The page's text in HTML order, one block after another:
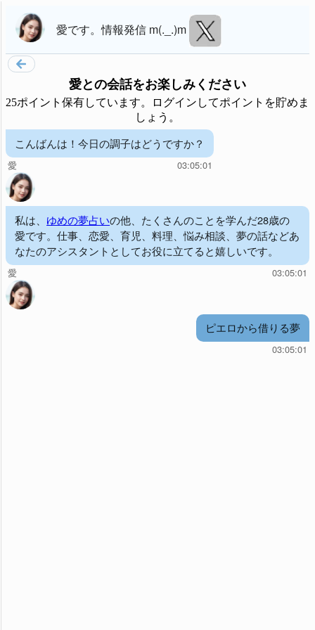
愛です。情報発信 m(._.)m
愛との会話をお楽しみください
25ポイント保有しています。ログインしてポイントを貯めま
しょう。
こんばんは！今日の調子はどうですか？
愛 03:05:01
私は、 ゆめの夢占いの他、たくさんのことを学んだ28歳の
愛です。仕事、恋愛、育児、料理、悩み相談、夢の話などあ
なたのアシスタントとしてお役に立てると嬉しいです。
愛 03:05:01
ピエロから借りる夢
03:05:01